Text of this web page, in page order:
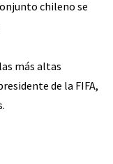
chileno se
más altas
de la FIFA,